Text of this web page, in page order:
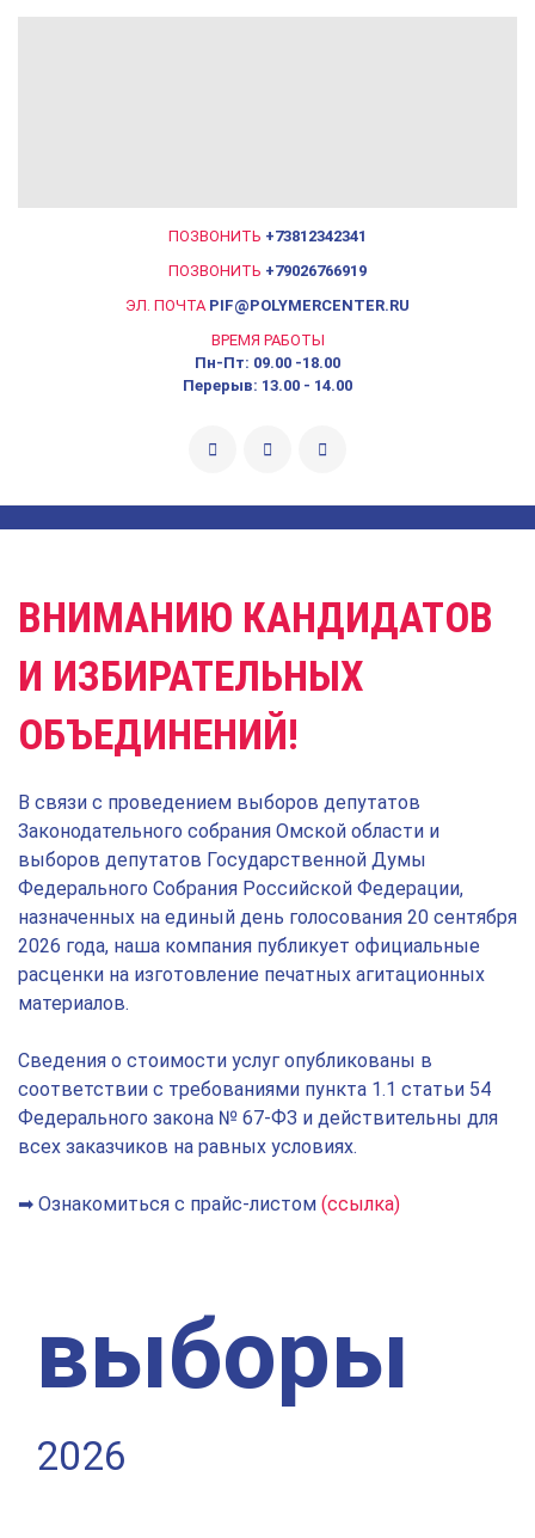
ПОЗВОНИТЬ +73812342341
ПОЗВОНИТЬ +79026766919
ЭЛ. ПОЧТА PIF@POLYMERCENTER.RU
ВРЕМЯ РАБОТЫ
Пн-Пт: 09.00 -18.00
Перерыв: 13.00 - 14.00
ВНИМАНИЮ КАНДИДАТОВ
И ИЗБИРАТЕЛЬНЫХ
ОБЪЕДИНЕНИЙ!
В связи с проведением выборов депутатов
Законодательного собрания Омской области и
выборов депутатов Государственной Думы
Федерального Собрания Российской Федерации,
назначенных на единый день голосования 20 сентября
2026 года, наша компания публикует официальные
расценки на изготовление печатных агитационных
материалов.
Сведения о стоимости услуг опубликованы в
соответствии с требованиями пункта 1.1 статьи 54
Федерального закона № 67-ФЗ и действительны для
всех заказчиков на равных условиях.
➡ Ознакомиться с прайс-листом (ссылка)
выборы
2026